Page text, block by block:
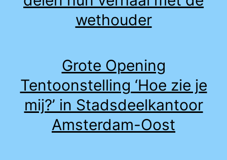
wethouder
Grote Opening
Tentoonstelling ‘Hoe zie je
mij?’ in Stadsdeelkantoor
Amsterdam-Oost